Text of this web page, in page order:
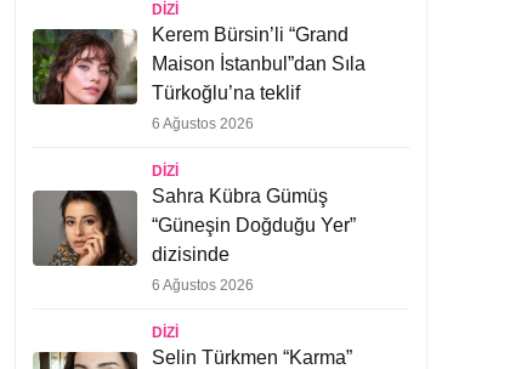
DIZI
Kerem Bürsin’li “Grand
Maison İstanbul”dan Sıla
Türkoğlu’na teklif
6 Ağustos 2026
DIZI
Sahra Kübra Gümüş
“Güneşin Doğduğu Yer”
dizisinde
6 Ağustos 2026
DIZI
Selin Türkmen “Karma”